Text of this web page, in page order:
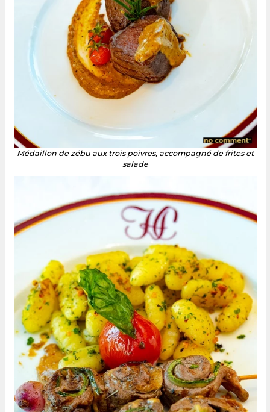
Médaillon de zébu aux trois poivres, accompagné de frites et
salade